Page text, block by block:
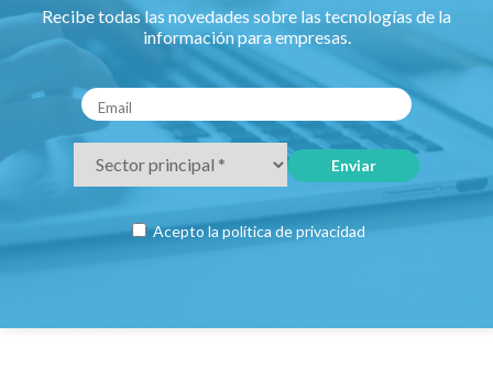
Recibe todas las novedades sobre las tecnologías de la
información para empresas.
Acepto la política de privacidad